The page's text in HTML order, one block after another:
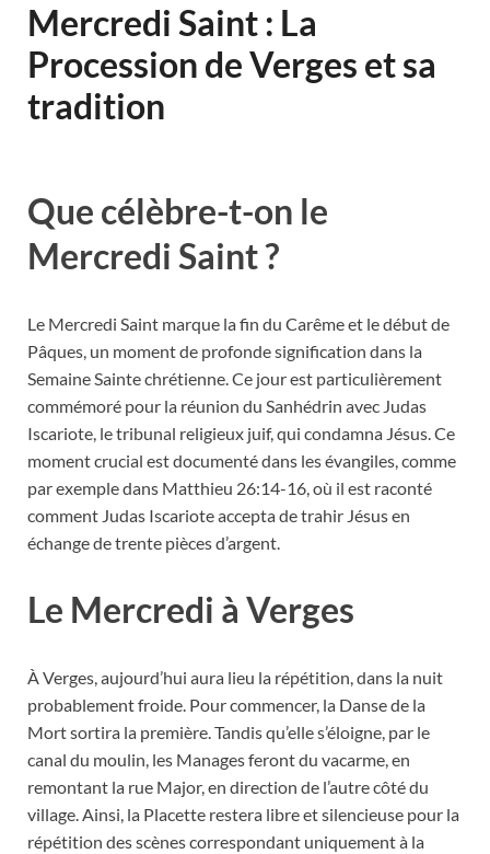
Mercredi Saint : La
Procession de Verges et sa
tradition
Que célèbre-t-on le
Mercredi Saint ?
Le Mercredi Saint marque la fin du Carême et le début de
Pâques, un moment de profonde signification dans la
Semaine Sainte chrétienne. Ce jour est particulièrement
commémoré pour la réunion du Sanhédrin avec Judas
Iscariote, le tribunal religieux juif, qui condamna Jésus. Ce
moment crucial est documenté dans les évangiles, comme
par exemple dans Matthieu 26:14-16, où il est raconté
comment Judas Iscariote accepta de trahir Jésus en
échange de trente pièces d’argent.
Le Mercredi à Verges
À Verges, aujourd’hui aura lieu la répétition, dans la nuit
probablement froide. Pour commencer, la Danse de la
Mort sortira la première. Tandis qu’elle s’éloigne, par le
canal du moulin, les Manages feront du vacarme, en
remontant la rue Major, en direction de l’autre côté du
village. Ainsi, la Placette restera libre et silencieuse pour la
répétition des scènes correspondant uniquement à la